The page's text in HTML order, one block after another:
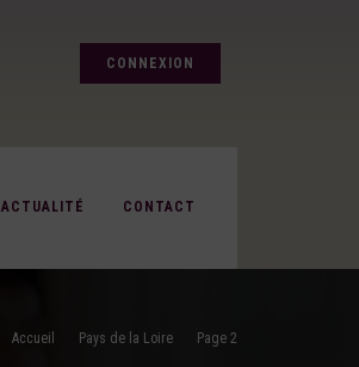
CONNEXION
ACTUALITÉ CONTACT
Accueil Pays de la Loire Page 2